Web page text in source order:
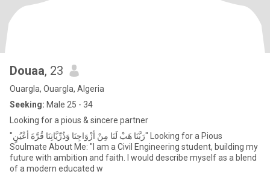
Douaa, 23
Ouargla, Ouargla, Algeria
Seeking: Male 25 - 34
Looking for a pious & sincere partner
"رَبَّنَا هَبْ لَنَا مِنْ أَزْوَاجِنَا وَذُرِّيَّاتِنَا قُرَّةَ أَعْيُنٍ" Looking for a Pious
Soulmate About Me: "I am a Civil Engineering student, building my
future with ambition and faith. I would describe myself as a blend
of a modern educated w